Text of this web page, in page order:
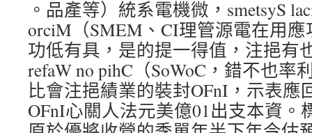
。品產等）統系電機微，smetsyS
orciM（SMEM、CI理管源電在用
功低有具，是的提一得值，注挹有
refaW no pihC（SoWoC，錯不也率
比會注挹績業的裝封OFnI，示表應
OFnI心關人法元美億01出支本資。